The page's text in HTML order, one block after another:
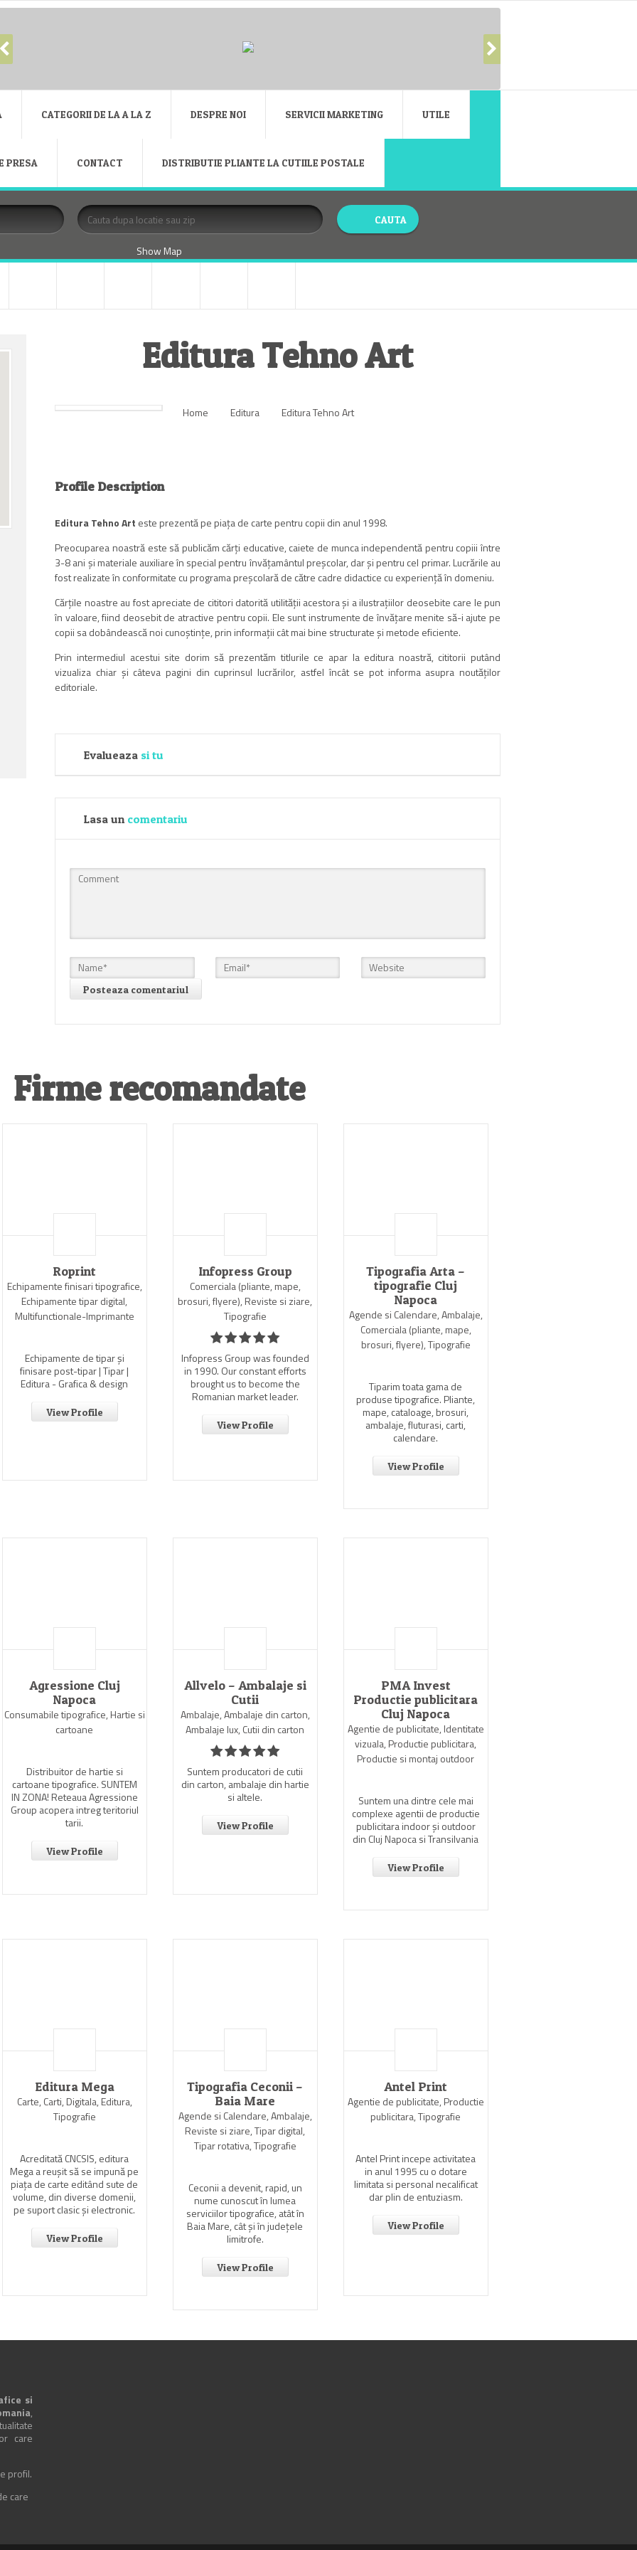
CATEGORII DE LA A LA Z DESPRE NOI SERVICII MARKETING UTILE
PRESA CONTACT DISTRIBUTIE PLIANTE LA CUTIILE POSTALE
Show Map
Editura Tehno Art
Home Editura Editura Tehno Art
Profile Description
Editura Tehno Art este prezentă pe piaţa de carte pentru copii din anul 1998.
Preocuparea noastră este să publicăm cărţi educative, caiete de munca independentă pentru copiii între
3-8 ani şi materiale auxiliare în special pentru învăţamântul preşcolar, dar şi pentru cel primar. Lucrările au
fost realizate în conformitate cu programa preşcolară de către cadre didactice cu experienţă în domeniu.
Cărţile noastre au fost apreciate de cititori datorită utilităţii acestora şi a ilustraţiilor deosebite care le pun
în valoare, fiind deosebit de atractive pentru copii. Ele sunt instrumente de învăţare menite să-i ajute pe
copii sa dobândească noi cunoştinţe, prin informaţii cât mai bine structurate şi metode eficiente.
Prin intermediul acestui site dorim să prezentăm titlurile ce apar la editura noastră, cititorii putând
vizualiza chiar şi câteva pagini din cuprinsul lucrărilor, astfel încât se pot informa asupra noutăţilor
editoriale.
Evalueaza si tu
Lasa un comentariu
Firme recomandate
Roprint
Echipamente finisari tipografice,
Echipamente tipar digital,
Multifunctionale-Imprimante
Echipamente de tipar și
finisare post-tipar | Tipar |
Editura - Grafica & design
View Profile
Infopress Group
Comerciala (pliante, mape,
brosuri, flyere), Reviste si ziare,
Tipografie
Infopress Group was founded
in 1990. Our constant efforts
brought us to become the
Romanian market leader.
View Profile
Tipografia Arta –
tipografie Cluj
Napoca
Agende si Calendare, Ambalaje,
Comerciala (pliante, mape,
brosuri, flyere), Tipografie
Tiparim toata gama de
produse tipografice. Pliante,
mape, cataloage, brosuri,
ambalaje, fluturasi, carti,
calendare.
View Profile
Agressione Cluj
Napoca
Consumabile tipografice, Hartie si
cartoane
Distribuitor de hartie si
cartoane tipografice. SUNTEM
IN ZONA! Reteaua Agressione
Group acopera intreg teritoriul
tarii.
View Profile
Allvelo – Ambalaje si
Cutii
Ambalaje, Ambalaje din carton,
Ambalaje lux, Cutii din carton
Suntem producatori de cutii
din carton, ambalaje din hartie
si altele.
View Profile
PMA Invest
Productie publicitara
Cluj Napoca
Agentie de publicitate, Identitate
vizuala, Productie publicitara,
Productie si montaj outdoor
Suntem una dintre cele mai
complexe agentii de productie
publicitara indoor şi outdoor
din Cluj Napoca si Transilvania
View Profile
Editura Mega
Carte, Carti, Digitala, Editura,
Tipografie
Acreditată CNCSIS, editura
Mega a reuşit să se impună pe
piaţa de carte editând sute de
volume, din diverse domenii,
pe suport clasic şi electronic.
View Profile
Tipografia Ceconii –
Baia Mare
Agende si Calendare, Ambalaje,
Reviste si ziare, Tipar digital,
Tipar rotativa, Tipografie
Ceconii a devenit, rapid, un
nume cunoscut în lumea
serviciilor tipografice, atât în
Baia Mare, cât şi în judeţele
limitrofe.
View Profile
Antel Print
Agentie de publicitate, Productie
publicitara, Tipografie
Antel Print incepe activitatea
in anul 1995 cu o dotare
limitata si personal necalificat
dar plin de entuziasm.
View Profile
si
,
care
profil.
care